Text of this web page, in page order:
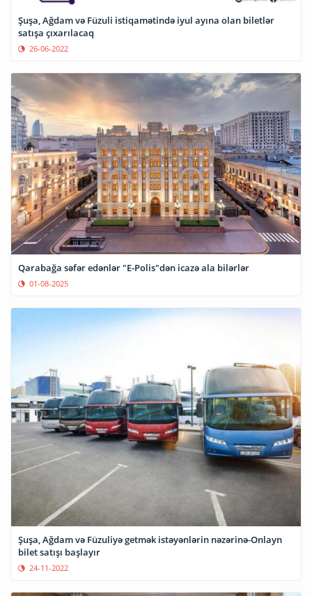
Şuşa, Ağdam və Füzuli istiqamətində iyul ayına olan biletlər
satışa çıxarılacaq
26-06-2022
Qarabağa səfər edənlər "E-Polis"dən icazə ala bilərlər
01-08-2025
Şuşa, Ağdam və Füzuliyə getmək istəyənlərin nəzərinə-Onlayn
bilet satışı başlayır
24-11-2022